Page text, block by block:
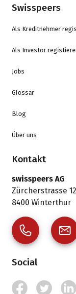
Swisspeers
Als Kreditnehmer
Als Investor
Jobs
Glossar
Blog
Über uns
Kontakt
swisspeers AG
Zürcherstrasse 12
8400 Winterthur
Social